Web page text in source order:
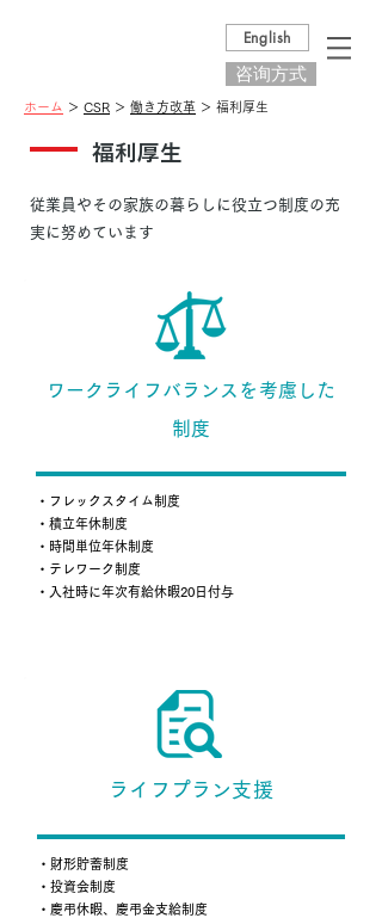
English
咨询方式
ホーム ＞ CSR ＞ 働き方改革 ＞ 福利厚生
福利厚生
従業員やその家族の暮らしに役立つ制度の充
実に努めています
ワークライフバランスを考慮した
制度
・フレックスタイム制度
​・積立年休制度
・時間単位年休制度
・テレワーク制度
・入社時に年次有給休暇20日付与
ライフプラン支援
・財形貯蓄制度
・投資会制度
・慶弔休暇、慶弔金支給制度